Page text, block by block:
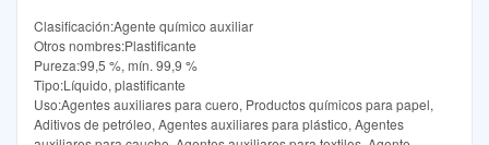
Clasificación:Agente químico auxiliar
Otros nombres:Plastificante
Pureza:99,5 %, mín. 99,9 %
Tipo:Líquido, plastificante
Uso:Agentes auxiliares para cuero, Productos químicos para papel,
Aditivos de petróleo, Agentes auxiliares para plástico, Agentes